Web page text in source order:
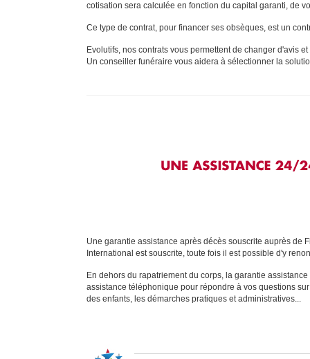
cotisation sera calculée en fonction du capital garanti, de
Ce type de contrat, pour financer ses obsèques, est un
Evolutifs, nos contrats vous permettent de changer d'avis
Un conseiller funéraire vous aidera à sélectionner la
Une garantie assistance après décès souscrite auprès de
International est souscrite, toute fois il est possible d'y
En dehors du rapatriement du corps, la garantie
assistance téléphonique pour répondre à vos questions
des enfants, les démarches pratiques et administratives...